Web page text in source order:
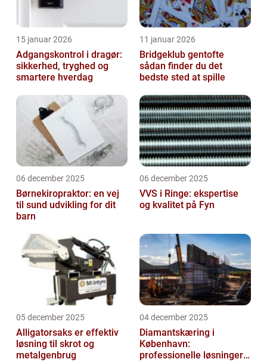
15 januar 2026
Adgangskontrol i dragør:
sikkerhed, tryghed og
smartere hverdag
11 januar 2026
Bridgeklub gentofte
sådan finder du det
bedste sted at spille
06 december 2025
Børnekiropraktor: en vej
til sund udvikling for dit
barn
06 december 2025
VVS i Ringe: ekspertise
og kvalitet på Fyn
05 december 2025
Alligatorsaks er effektiv
løsning til skrot og
metalgenbrug
04 december 2025
Diamantskæring i
København:
professionelle løsninger